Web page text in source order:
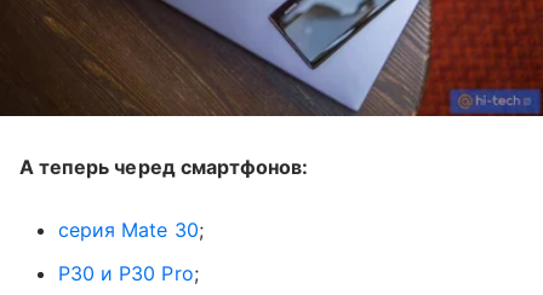
А теперь черед смартфонов:
серия Mate 30;
P30 и P30 Pro;